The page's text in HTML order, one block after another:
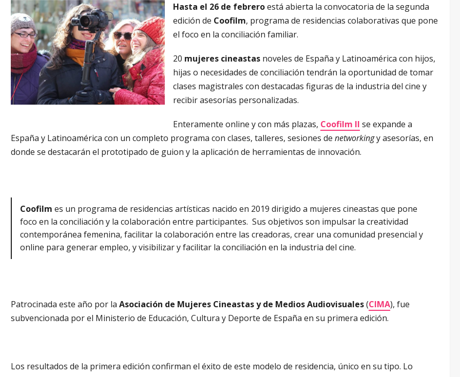
Hasta el 26 de febreroestá abierta la convocatoria de la segunda
edición de Coofilm, programa de residencias colaborativas que pone
el foco en la conciliación familiar.
20 mujeres cineastasnoveles de España y Latinoamérica con hijos,
hijas o necesidades de conciliación tendrán la oportunidad de tomar
clases magistrales con destacadas figuras de la industria del cine y
recibir asesorías personalizadas.
Enteramente online y con más plazas, Coofilm II se expande a
España y Latinoamérica con un completo programa con clases, talleres, sesiones de networkingy asesorías, en
donde se destacarán el prototipado de guion y la aplicación de herramientas de innovación.
Coofilm es un programa de residencias artísticas nacido en 2019 dirigido a mujeres cineastas que pone
foco en la conciliación y la colaboración entre participantes. Sus objetivos son impulsar la creatividad
contemporánea femenina, facilitar la colaboración entre las creadoras, crear una comunidad presencial y
online para generar empleo, y visibilizar y facilitar la conciliación en la industria del cine.
Patrocinada este año por la Asociación de Mujeres Cineastas y de Medios Audiovisuales(CIMA), fue
subvencionada por el Ministerio de Educación, Cultura y Deporte de España en su primera edición.
Los resultados de la primera edición confirman el éxito de este modelo de residencia, único en su tipo. Lo